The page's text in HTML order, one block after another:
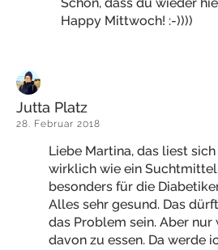
Happy Mittwoch! :-))))
Jutta Platz
28. Februar 2018
Liebe Martina, das liest sich
wirklich wie ein
besonders für die
Alles sehr gesund. Das
das Problem sein. Aber nur
davon zu essen. Da werde